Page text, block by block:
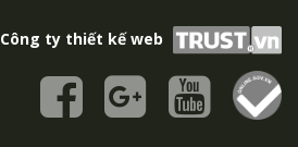
Công ty thiết kế web